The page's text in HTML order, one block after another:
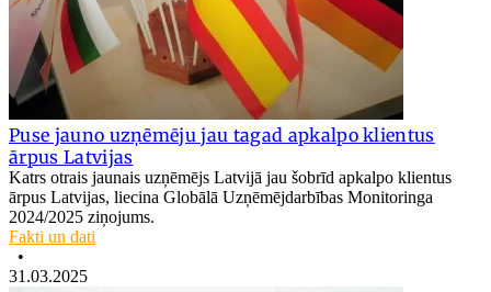
Puse jauno uzņēmēju jau tagad apkalpo klientus
ārpus Latvijas
Katrs otrais jaunais uzņēmējs Latvijā jau šobrīd apkalpo klientus
ārpus Latvijas, liecina Globālā Uzņēmējdarbības Monitoringa
2024/2025 ziņojums.
Fakti un dati
•
31.03.2025